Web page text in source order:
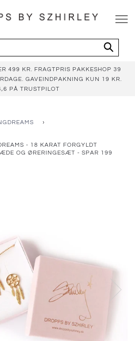
499 KR. FRAGTPRIS PAKKESHOP 39
GAVEINDPAKNING KUN 19 KR.
PÅ TRUSTPILOT
›
- 18 KARAT FORGYLDT
OG ØRERINGESÆT - SPAR 199